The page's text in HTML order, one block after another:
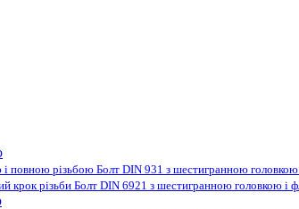
повною різьбою Болт DIN 931 з шестигранною
крок різьби Болт DIN 6921 з шестигранною головкою і